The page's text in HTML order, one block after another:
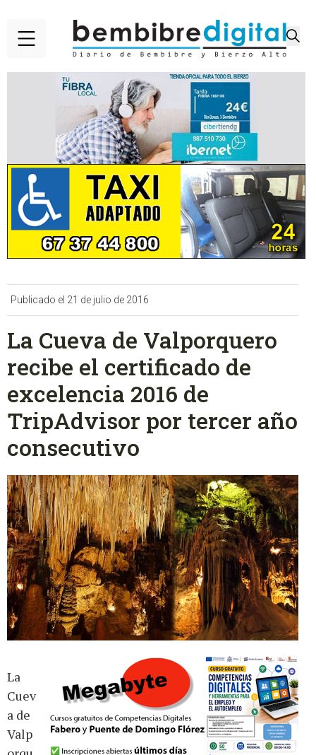
Publicado el 21 de julio de 2016
La Cueva de Valporquero
recibe el certificado de
excelencia 2016 de
TripAdvisor por tercer año
consecutivo
La
Cuev
a de
Valp